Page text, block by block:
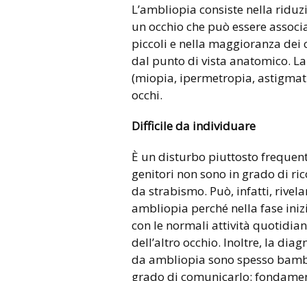
L’ambliopia consiste nella
un occhio che può essere
piccoli e nella maggioranza dei
dal punto di vista anatomico.
(miopia, ipermetropia,
occhi.
Difficile da individuare
È un disturbo piuttosto
genitori non sono in grado di
da strabismo. Può, infatti,
ambliopia perché nella fase
con le normali attività
dell’altro occhio. Inoltre, la
da ambliopia sono spesso
grado di comunicarlo: